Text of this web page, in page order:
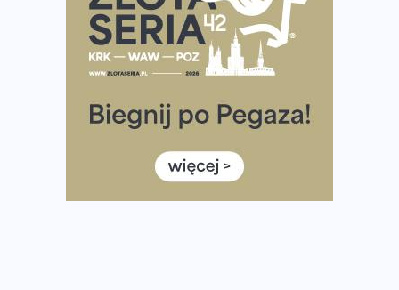
Co ma dużo białka? Produkty, które warto włączyć do
Rozbiegany Olsztyn szykuje się na weekend z
Już w tę sobotę 35. Bieg Powstania Warszawskiego.
Wystartuje rekordowa liczba uczestników
35. Bieg Powstania Warszawskiego – praktyczny
poradnik przed startem